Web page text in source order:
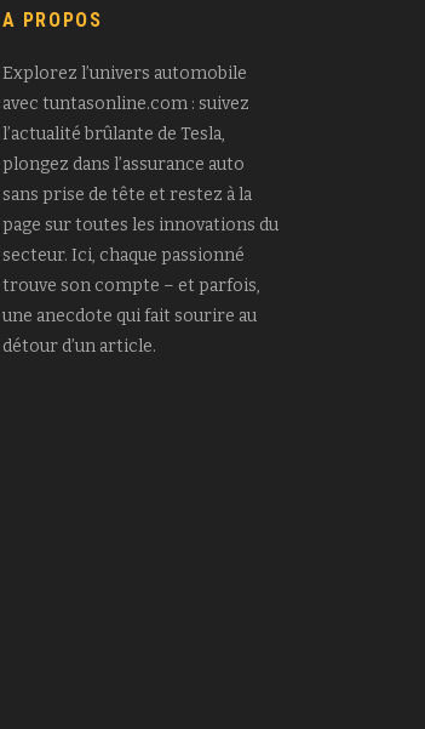
A PROPOS
Explorez l’univers automobile
avec tuntasonline.com : suivez
l’actualité brûlante de Tesla,
plongez dans l’assurance auto
sans prise de tête et restez à la
page sur toutes les innovations du
secteur. Ici, chaque passionné
trouve son compte – et parfois,
une anecdote qui fait sourire au
détour d’un article.